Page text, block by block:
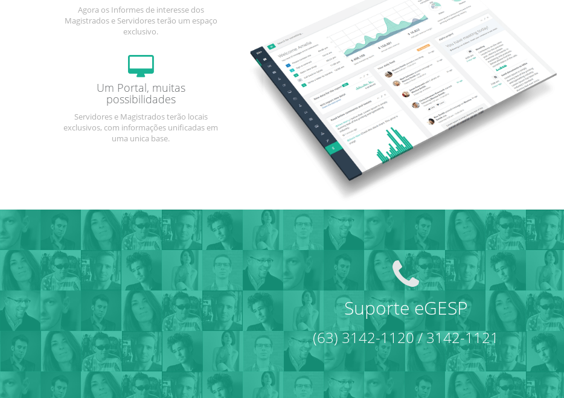
Agora os Informes de interesse dos
Magistrados e Servidores terão um espaço
exclusivo.
Um Portal, muitas
possibilidades
Servidores e Magistrados terão locais
exclusivos, com informações unificadas em
uma unica base.
Suporte eGESP
(63) 3142-1120 / 3142-1121